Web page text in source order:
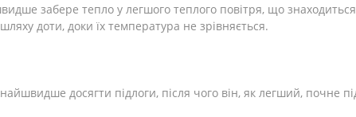
забере тепло у легшого теплого повітря, що
доти, доки їх температура не зрівняється.
досягти підлоги, після чого він, як легший, почне